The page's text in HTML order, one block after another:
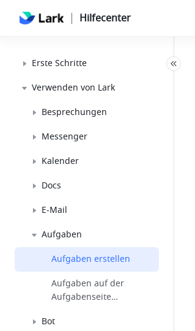
Hilfecenter
Erste Schritte
Verwenden von Lark
Besprechungen
Messenger
Kalender
Docs
E-Mail
Aufgaben
Aufgaben erstellen
Aufgaben auf der
Aufgabenseite
bearbeiten
Bot